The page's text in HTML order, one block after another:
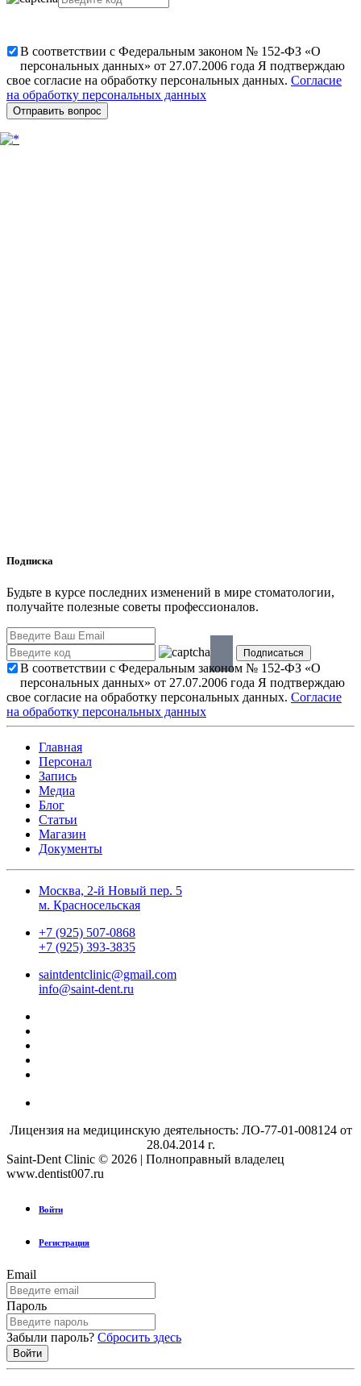
В соответствии с Федеральным законом № 152-ФЗ «О
персональных данных» от 27.07.2006 года Я подтверждаю
свое согласие на обработку персональных данных. Согласие
на обработку персональных данных
Подписка
Будьте в курсе последних изменений в мире стоматологии,
получайте полезные советы профессионалов.
В соответствии с Федеральным законом № 152-ФЗ «О
персональных данных» от 27.07.2006 года Я подтверждаю
свое согласие на обработку персональных данных. Согласие
на обработку персональных данных
Главная
Персонал
Запись
Медиа
Блог
Статьи
Магазин
Документы
Москва, 2-й Новый пер. 5
м. Красносельская
+7 (925) 507-0868
+7 (925) 393-3835
saintdentclinic@gmail.com
info@saint-dent.ru
Лицензия на медицинскую деятельность: ЛО-77-01-008124 от
28.04.2014 г.
Saint-Dent Clinic © 2026 | Полноправный владелец
www.dentist007.ru
Войти
Регистрация
Email
Пароль
Забыли пароль? Сбросить здесь